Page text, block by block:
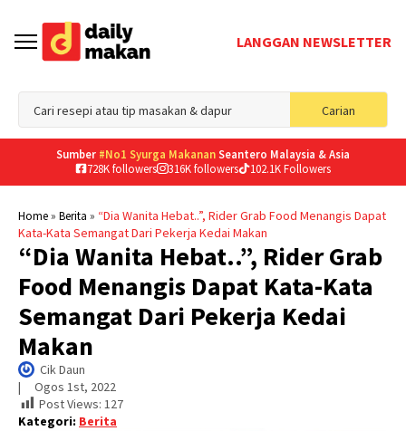
LANGGAN NEWSLETTER
Carian
for:
Sumber #No1 Syurga MakananSeantero Malaysia & Asia
728K followers
316K followers 102.1K Followers
Home» Berita » “Dia Wanita Hebat..”, Rider Grab Food Menangis Dapat
Kata-Kata Semangat Dari Pekerja Kedai Makan
“Dia Wanita Hebat..”, Rider Grab
Food Menangis Dapat Kata-Kata
Semangat Dari Pekerja Kedai
Makan
Cik Daun
| Ogos 1st, 2022
Post Views: 127
Kategori: Berita